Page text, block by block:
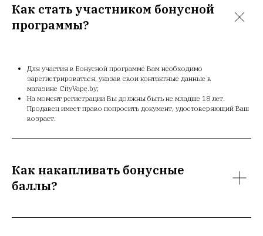
Как стать участником бонусной
программы?
Для участия в Бонусной программе Вам необходимо
зарегистрироваться, указав свои контактные данные в
магазине CityVape.by;
На момент регистрации Вы должны быть не младше 18 лет.
Продавец имеет право попросить документ, удостоверяющий Ваш
возраст.
Как накапливать бонусные
баллы?